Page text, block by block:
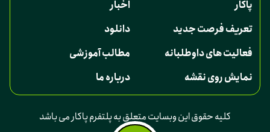
پاکار
اخبار
تعریف فرصت جدید
دانلود
فعالیت های داوطلبانه
مطالب آموزشی
نمایش روی نقشه
درباره ما
کلیه حقوق این وبسایت متعلق به پلتفرم پاکار می باشد